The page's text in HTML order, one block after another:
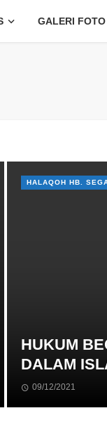
GALERI FOTO
HUKUM
DALAM
09/12/2021
HALAQOH HB.